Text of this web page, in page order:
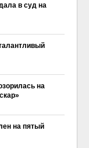
в суд на
на
на пятый